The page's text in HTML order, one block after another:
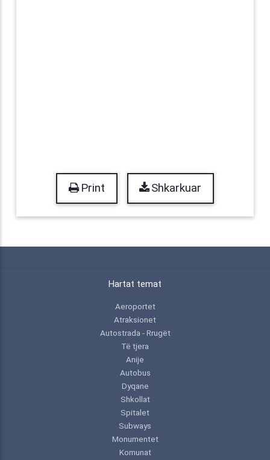
Print Shkarkuar
Hartat temat
Aeroportet
Atraksionet
Autostrada - Rrugët
Të tjera
Anije
Autobus
Dyqane
Shkollat
Spitalet
Subways
Monumentet
Komunat